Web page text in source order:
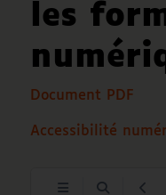
les
Document PDF
Accessibilité